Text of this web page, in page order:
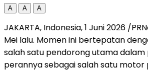
A A A
JAKARTA, Indonesia, 1 Juni 2026 /
Mei lalu. Momen ini bertepatan
salah satu pendorong utama
perannya sebagai salah satu